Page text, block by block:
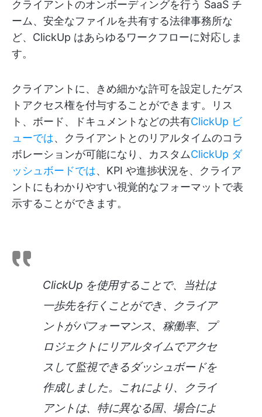
クライアントのオンボーディングを行う SaaS チ
ーム、安全なファイルを共有する法律事務所な
ど、ClickUp はあらゆるワークフローに対応しま
す。
クライアントに、きめ細かな許可を設定したゲス
トアクセス権を付与することができます。リス
ト、ボード、ドキュメントなどの共有ClickUp ビ
ューでは、クライアントとのリアルタイムのコラ
ボレーションが可能になり、カスタムClickUp ダ
ッシュボードでは、KPI や進捗状況を、クライア
ントにもわかりやすい視覚的なフォーマットで表
示することができます。
ClickUp を使用することで、当社は
一歩先を行くことができ、クライア
ントがパフォーマンス、稼働率、プ
ロジェクトにリアルタイムでアクセ
スして監視できるダッシュボードを
作成しました。これにより、クライ
アントは、特に異なる国、場合によ